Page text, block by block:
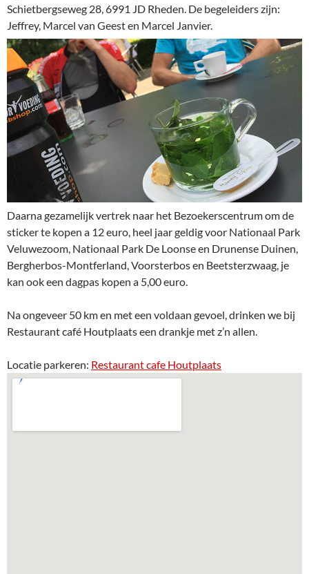
Schietbergseweg 28, 6991 JD Rheden. De begeleiders zijn:
Jeffrey, Marcel van Geest en Marcel Janvier.
Daarna gezamelijk vertrek naar het Bezoekerscentrum om de
sticker te kopen a 12 euro, heel jaar geldig voor Nationaal Park
Veluwezoom, Nationaal Park De Loonse en Drunense Duinen,
Bergherbos-Montferland, Voorsterbos en Beetsterzwaag, je
kan ook een dagpas kopen a 5,00 euro.
Na ongeveer 50 km en met een voldaan gevoel, drinken we bij
Restaurant café Houtplaats een drankje met z’n allen.
Locatie parkeren: Restaurant cafe Houtplaats